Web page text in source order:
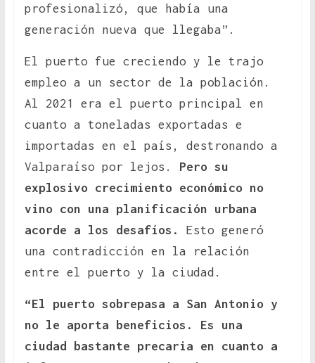
profesionalizó, que había una
generación nueva que llegaba”.
El puerto fue creciendo y le trajo
empleo a un sector de la población.
Al 2021 era el puerto principal en
cuanto a toneladas exportadas e
importadas en el país, destronando a
Valparaíso por lejos.
Pero su
explosivo crecimiento económico no
vino con una planificación urbana
acorde a los desafíos. Esto generó
una contradicción en la relación
entre el puerto y la ciudad.
“El puerto sobrepasa a San Antonio y
no le aporta beneficios. Es una
ciudad bastante precaria en cuanto a